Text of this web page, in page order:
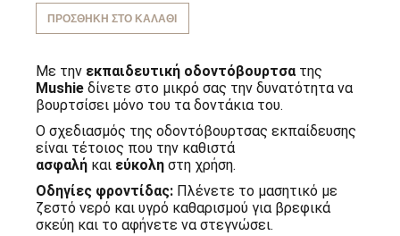
ΠΡΟΣΘΉΚΗ ΣΤΟ ΚΑΛΆΘΙ
Με την εκπαιδευτική οδοντόβουρτσατης
Mushie δίνετε στο μικρό σας την δυνατότητα να
βουρτσίσει μόνο του τα δοντάκια του.
Ο σχεδιασμός της οδοντόβουρτσας εκπαίδευσης
είναι τέτοιος που την καθιστά
ασφαλή και εύκολη στη χρήση.
Οδηγίες φροντίδας: Πλένετε το μασητικό με
ζεστό νερό και υγρό καθαρισμού για βρεφικά
σκεύη και το αφήνετε να στεγνώσει.